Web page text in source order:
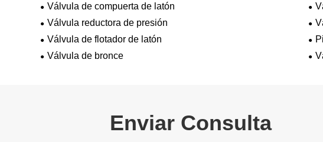
Válvula de compuerta de latón
Válvula reductora de presión
Válvula de flotador de latón
Válvula de bronce
Enviar Consulta